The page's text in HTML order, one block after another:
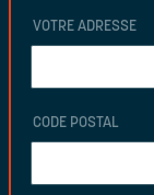
VOTRE ADRESSE
CODE POSTAL